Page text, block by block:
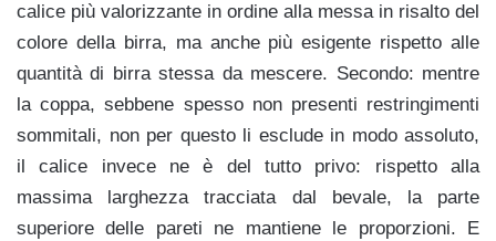
calice più valorizzante in ordine alla messa in risalto del
colore della birra, ma anche più esigente rispetto alle
quantità di birra stessa da mescere. Secondo: mentre
la coppa, sebbene spesso non presenti restringimenti
sommitali, non per questo li esclude in modo assoluto,
il calice invece ne è del tutto privo: rispetto alla
massima larghezza tracciata dal bevale, la parte
superiore delle pareti ne mantiene le proporzioni. E